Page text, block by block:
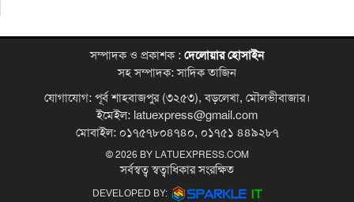
সম্পাদক ও প্রকাশক : দেলোয়ার হোসাইন
সহ সম্পাদক: সাদিক তাজিন
যোগাযোগ: পূর্ব শাহবাজপুর (৩২৫৩), বড়লেখা, মৌলভীবাজার।
ইমেইল: latuexpress@gmail.com
মোবাইল: ০১৭৫৭৮০৪৭৪০, ০১৭৫১ ৪৪৯২৮৭
© 2026 BY LATUEXPRESS.COM
সর্বস্বত্ব স্বত্বাধিকার সংরক্ষিত
DEVELOPED BY: